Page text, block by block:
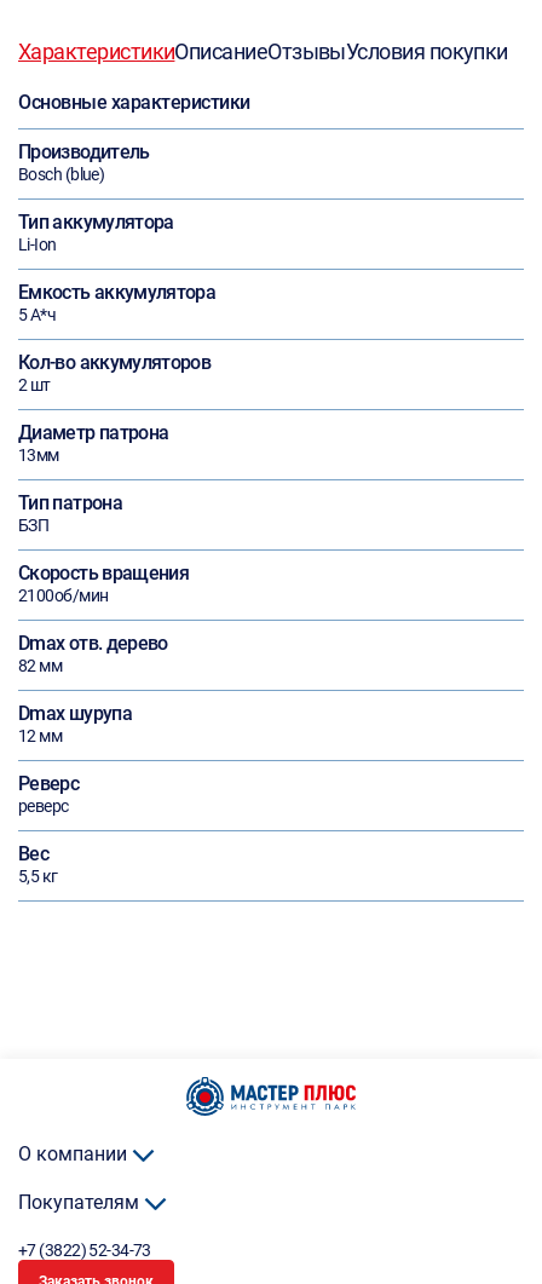
ХарактеристикиОписаниеОтзывыУсловия покупки
Основные характеристики
Производитель
Bosch (blue)
Тип аккумулятора
Li-Ion
Емкость аккумулятора
5 А*ч
Кол-во аккумуляторов
2 шт
Диаметр патрона
13мм
Тип патрона
БЗП
Скорость вращения
2100об/мин
Dmax отв. дерево
82 мм
Dmax шурупа
12 мм
Реверс
реверс
Вес
5,5 кг
О компании
Покупателям
+7 (3822) 52-34-73